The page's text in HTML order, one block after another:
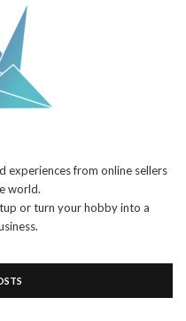
experiences from online sellers
world.
or turn your hobby into a